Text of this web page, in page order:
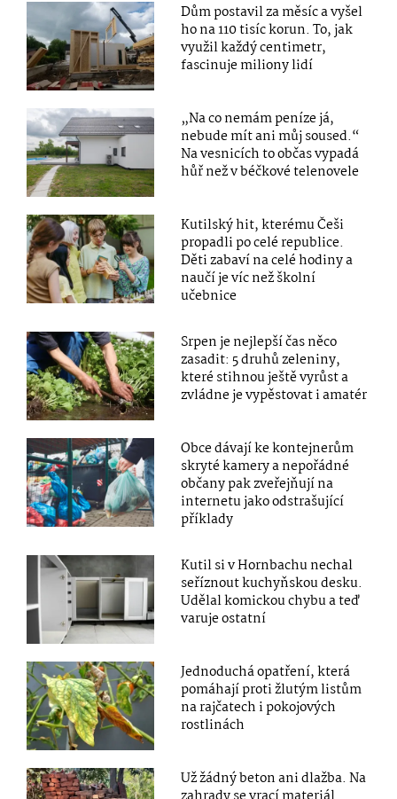
Dům postavil za měsíc a vyšel
ho na 110 tisíc korun. To, jak
využil každý centimetr,
fascinuje miliony lidí
„Na co nemám peníze já,
nebude mít ani můj soused.“
Na vesnicích to občas vypadá
hůř než v béčkové telenovele
Kutilský hit, kterému Češi
propadli po celé republice.
Děti zabaví na celé hodiny a
naučí je víc než školní
učebnice
Srpen je nejlepší čas něco
zasadit: 5 druhů zeleniny,
které stihnou ještě vyrůst a
zvládne je vypěstovat i amatér
Obce dávají ke kontejnerům
skryté kamery a nepořádné
občany pak zveřejňují na
internetu jako odstrašující
příklady
Kutil si v Hornbachu nechal
seříznout kuchyňskou desku.
Udělal komickou chybu a teď
varuje ostatní
Jednoduchá opatření, která
pomáhají proti žlutým listům
na rajčatech i pokojových
rostlinách
Už žádný beton ani dlažba. Na